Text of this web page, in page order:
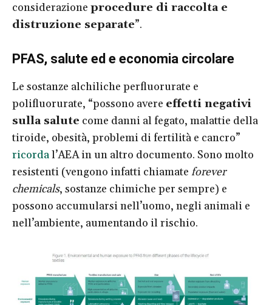
considerazione procedure di raccolta e
distruzione separate”.
PFAS, salute ed e economia circolare
Le sostanze alchiliche perfluorurate e
polifluorurate, “possono avere effetti negativi
sulla salute come danni al fegato, malattie della
tiroide, obesità, problemi di fertilità e cancro”
ricordal’AEA in un altro documento. Sono molto
resistenti (vengono infatti chiamate forever
chemicals, sostanze chimiche per sempre) e
possono accumularsi nell’uomo, negli animali e
nell’ambiente, aumentando il rischio.